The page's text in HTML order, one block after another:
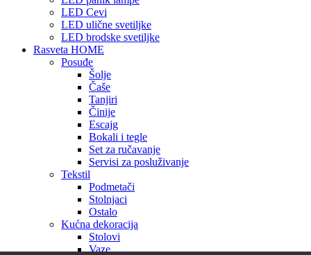
LED Cevi
LED ulične svetiljke
LED brodske svetiljke
Rasveta HOME
Posuđe
Šolje
Čaše
Tanjiri
Činije
Escajg
Bokali i tegle
Set za ručavanje
Servisi za posluživanje
Tekstil
Podmetači
Stolnjaci
Ostalo
Kućna dekoracija
Stolovi
Vaze